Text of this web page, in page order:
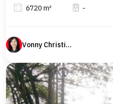
6720 m² -
Vonny Christina